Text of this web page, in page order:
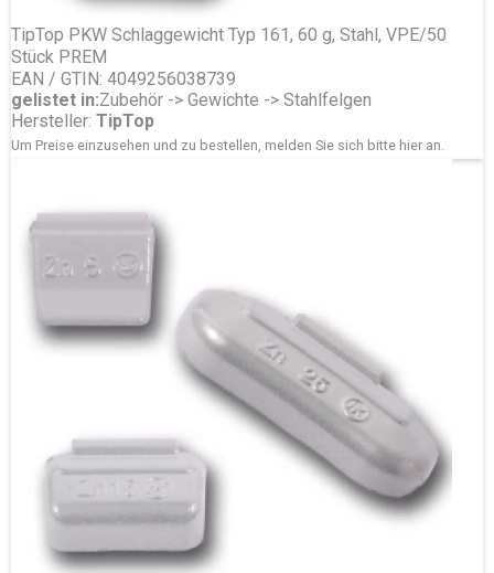
TipTop PKW Schlaggewicht Typ 161, 60 g, Stahl, VPE/50
Stück PREM
EAN / GTIN: 4049256038739
gelistet in:Zubehör -> Gewichte -> Stahlfelgen
Hersteller: TipTop
Um Preise einzusehen und zu bestellen, melden Sie sich bitte hier an.